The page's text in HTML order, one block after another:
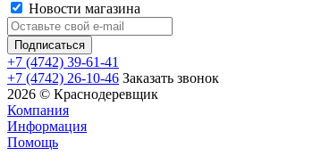
Новости магазина
+7 (4742) 39-61-41
+7 (4742) 26-10-46 Заказать звонок
2026 © Краснодеревщик
Компания
Информация
Помощь